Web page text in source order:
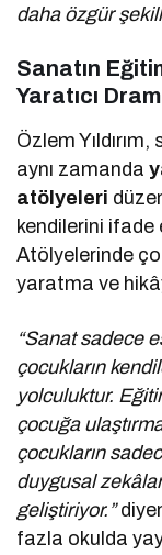
daha özgür
Sanatın
Yaratıcı
Özlem
aynı zamanda
atölyeleri
kendilerini
Atölyelerinde
yaratma ve
“Sanat sadece
çocukların
yolculuktur.
çocuğa
çocukların
duygusal
geliştiriyor.”
fazla okulda